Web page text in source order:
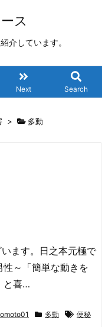
ス
介しています。
Next Search
> 多動
ます。日之本元極で
～「簡単な動きを
と喜…
多動 便秘